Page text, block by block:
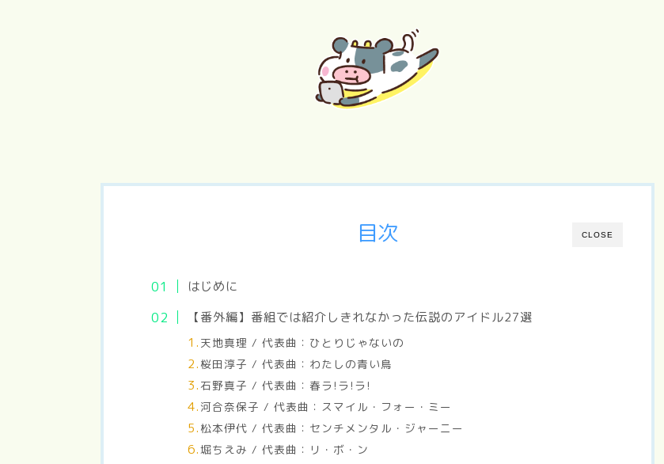
CLOSE
目次
はじめに
【番外編】番組では紹介しきれなかった伝説のアイドル27選
天地真理 / 代表曲：ひとりじゃないの
桜田淳子 / 代表曲：わたしの青い鳥
石野真子 / 代表曲：春ラ!ラ!ラ!
河合奈保子 / 代表曲：スマイル・フォー・ミー
松本伊代 / 代表曲：センチメンタル・ジャーニー
堀ちえみ / 代表曲：リ・ボ・ン
東京物語